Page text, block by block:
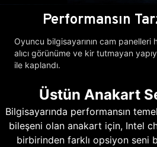
Performansın
Oyuncu bilgisayarının cam
alıcı görünüme ve kir tutmayan
ile kaplandı.
Üstün Anakart
Bilgisayarında performansın
bileşeni olan anakart için, Intel
birbirinden farklı opsiyon seni